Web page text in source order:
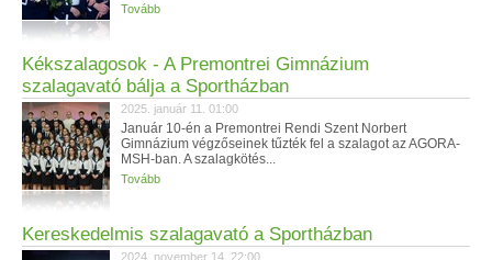
Tovább
Kékszalagosok - A Premontrei Gimnázium
szalagavató bálja a Sportházban
2025. január 11. 01:00
Január 10-én a Premontrei Rendi Szent Norbert
Gimnázium végzőseinek tűzték fel a szalagot az AGORA-
MSH-ban. A szalagkötés...
Tovább
Kereskedelmis szalagavató a Sportházban
2024. november 14. 22:00